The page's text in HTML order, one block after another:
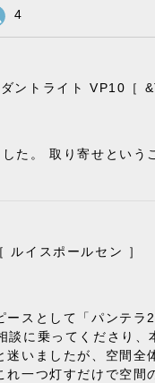
4
ントライト VP10［
た。 取り寄せとい
イスポールセン ］
スとして「パンテ
に乗ってくださり、
いましたが、空間
一つ灯すだけで空